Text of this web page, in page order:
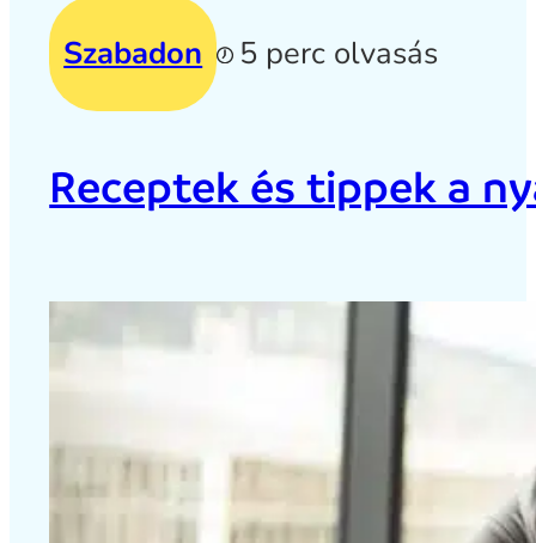
Szabadon 5 perc olvasás
Receptek és tippek a